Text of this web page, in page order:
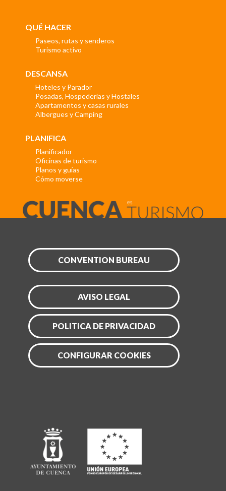
QUÉ HACER
Paseos, rutas y senderos
Turismo activo
DESCANSA
Hoteles y Parador
Posadas, Hospederías y Hostales
Apartamentos y casas rurales
Albergues y Camping
PLANIFICA
Planificador
Oficinas de turismo
Planos y guías
Cómo moverse
CONVENTION BUREAU
AVISO LEGAL
POLITICA DE PRIVACIDAD
CONFIGURAR COOKIES